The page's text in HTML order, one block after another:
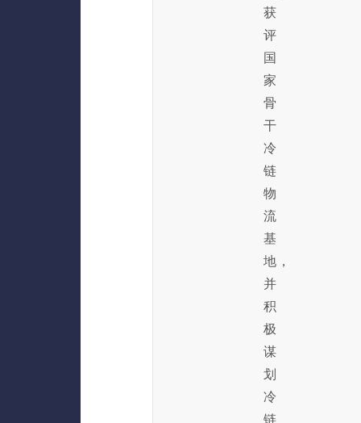
获
评
国
家
骨
干
冷
链
物
流
基
地，
并
积
极
谋
划
冷
链